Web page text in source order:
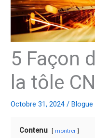
5 Façon
la tôle
Octobre 31, 2024/Blogue
Contenu montrer